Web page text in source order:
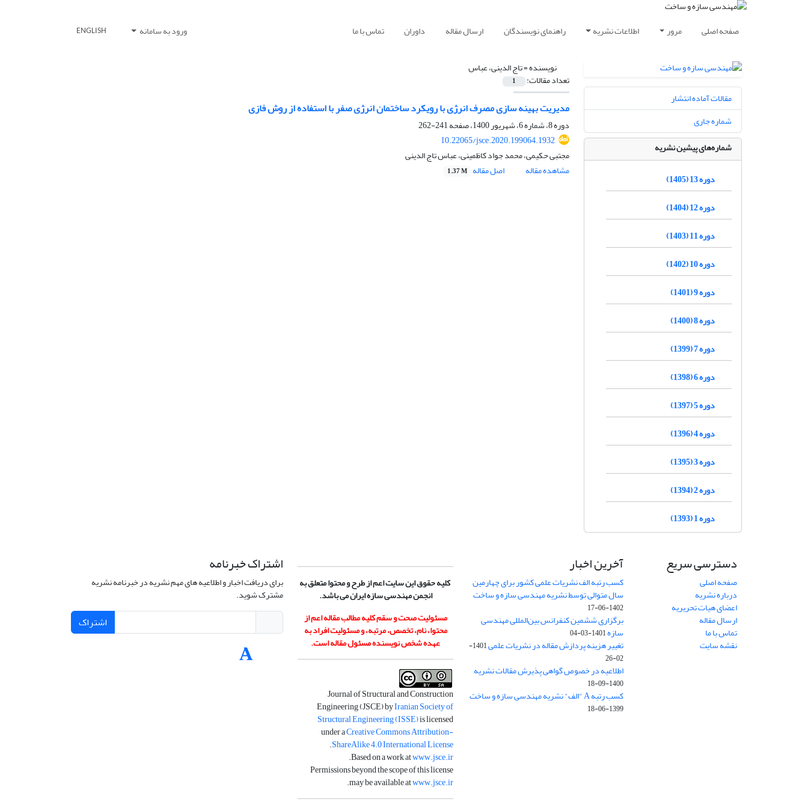
صفحه اصلی مرور اطلاعات نشریه راهنمای نویسندگان ارسال مقاله داوران تماس با ما ورود به سامانه ENGLISH
نویسنده =تاج الدینی، عباس
تعداد مقالات: 1
مدیریت بهینه سازی مصرف انرژی با رویکرد ساختمان انرژی صفر با استفاده از روش فازی
دوره 8، شماره 6، شهریور 1400، صفحه
241-262
10.22065/jsce.2020.199064.1932
مجتبی حکیمی، محمد جواد کاظمینی، عباس تاج الدینی
مشاهده مقاله
اصل مقاله 1.37 M
مقالات آماده انتشار
شماره جاری
شماره‌های پیشین نشریه
دوره 13 (1405)
دوره 12 (1404)
دوره 11 (1403)
دوره 10 (1402)
دوره 9 (1401)
دوره 8 (1400)
دوره 7 (1399)
دوره 6 (1398)
دوره 5 (1397)
دوره 4 (1396)
دوره 3 (1395)
دوره 2 (1394)
دوره 1 (1393)
دسترسی سریع
صفحه اصلی
درباره نشریه
اعضای هیات تحریریه
ارسال مقاله
تماس با ما
نقشه سایت
آخرین اخبار
کسب رتبه الف نشریات علمی کشور برای چهارمین
سال متوالی توسط نشریه مهندسی سازه و ساخت
1402-06-17
برگزاری ششمین کنفرانس بین‌المللی مهندسی
سازه1401-03-04
تغییر هزینه پردازش مقاله در نشریات علمی
1401-
02-26
اطلاعیه در خصوص گواهی پذیرش مقالات نشریه
1400-09-18
کسب رتبه A "الف" نشریه مهندسی سازه و ساخت
1399-06-18
کلیه حقوق این سایت اعم از طرح و محتوا متعلق به
انجمن مهندسی سازه ایران می باشد.
مسئولیت صحت و سقم کلیه مطالب مقاله اعم از
محتوا، نام، تخصص، مرتبه، و مسئولیت افراد به
عهده شخص نویسنده مسئول مقاله است.
Journal of Structural and Construction
Engineering (JSCE) byIranian Society of
Structural Engineering (ISSE)is licensed
under aCreative Commons Attribution-
ShareAlike 4.0 International License
.
Based on a work atwww.jsce.ir
.
Permissions beyond the scope of this license
may be available atwww.jsce.ir
.
اشتراک خبرنامه
برای دریافت اخبار و اطلاعیه های مهم نشریه در خبرنامه نشریه
مشترک شوید.
اشتراک